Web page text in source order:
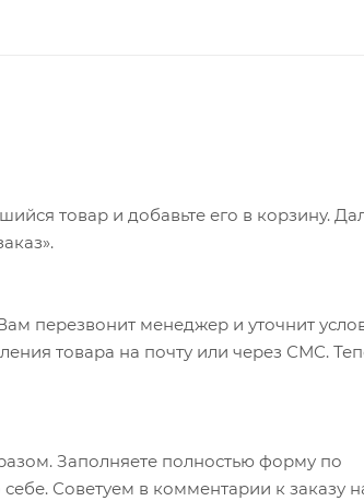
товар и добавьте его в корзину.
перезвонит менеджер и уточнит
товара на почту или через СМС.
Заполняете полностью форму по
Советуем в комментарии к заказу